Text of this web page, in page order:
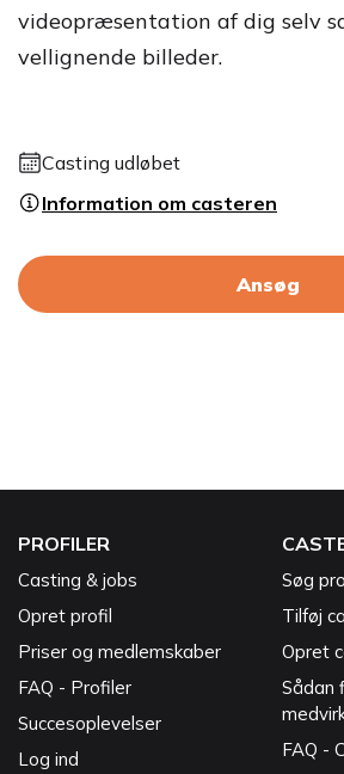
videopræsentation af dig selv
vellignende billeder.
Casting udløbet
Information om casteren
Ansøg
PROFILER
Casting & jobs
Opret profil
Priser og medlemskaber
FAQ - Profiler
Succesoplevelser
Log ind
Søg
Tilføj
Opret
Sådan
FAQ -